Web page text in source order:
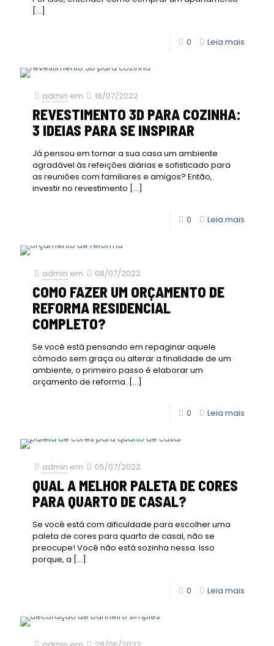
[…]
0 Leia mais
admin em 18/07/2022
REVESTIMENTO 3D PARA COZINHA:
3 IDEIAS PARA SE INSPIRAR
Já pensou em tornar a sua casa um ambiente
agradável às refeições diárias e sofisticado para
as reuniões com familiares e amigos? Então,
investir no revestimento […]
0 Leia mais
admin em 08/07/2022
COMO FAZER UM ORÇAMENTO DE
REFORMA RESIDENCIAL
COMPLETO?
Se você está pensando em repaginar aquele
cômodo sem graça ou alterar a finalidade de um
ambiente, o primeiro passo é elaborar um
orçamento de reforma. […]
0 Leia mais
admin em 05/07/2022
QUAL A MELHOR PALETA DE CORES
PARA QUARTO DE CASAL?
Se você está com dificuldade para escolher uma
paleta de cores para quarto de casal, não se
preocupe! Você não está sozinha nessa. Isso
porque, a […]
0 Leia mais